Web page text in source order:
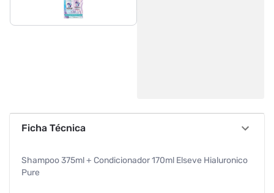
Ficha Técnica
Shampoo 375ml + Condicionador 170ml Elseve Hialuronico
Pure